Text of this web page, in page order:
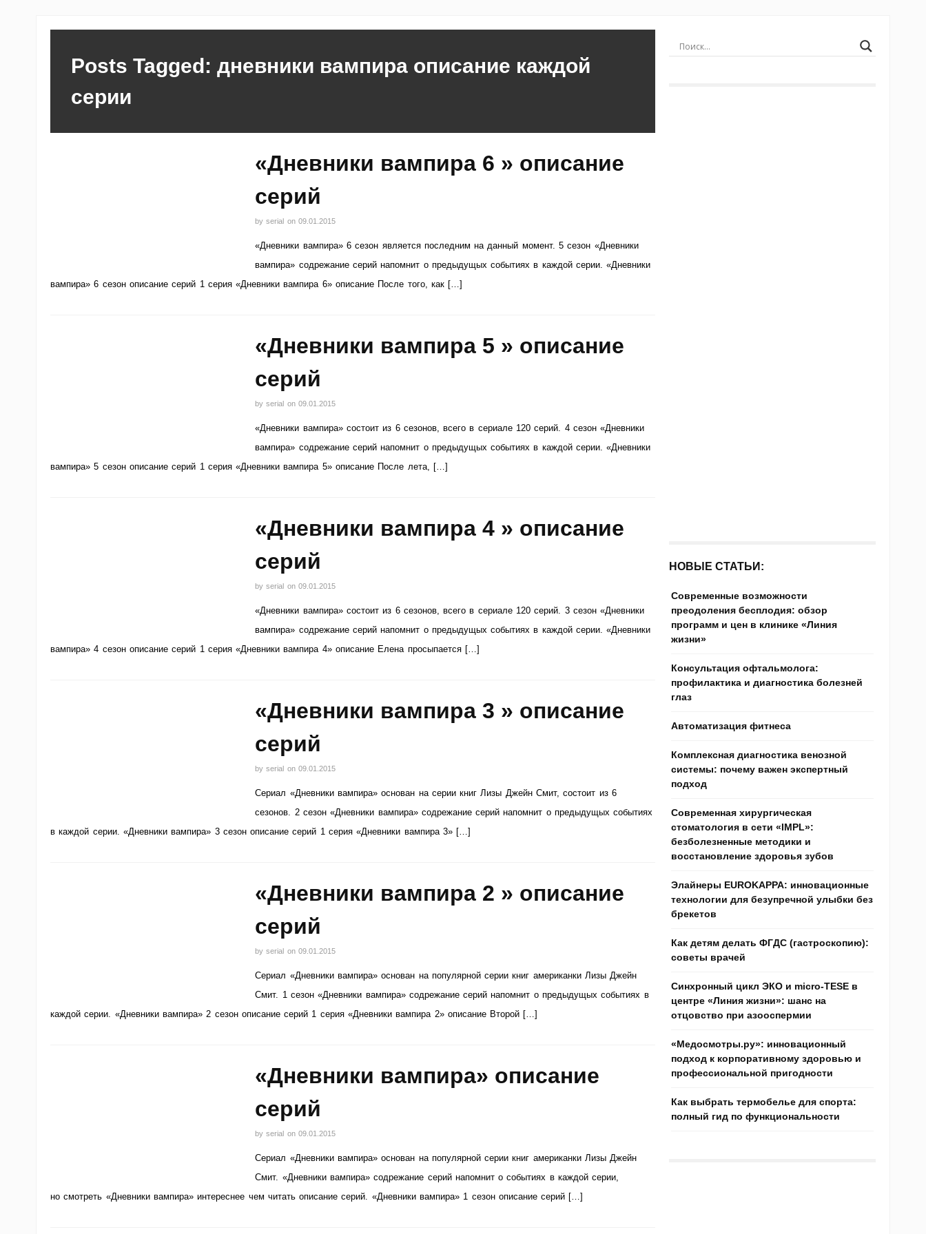
Posts Tagged: дневники вампира описание каждой
серии
«Дневники вампира 6 » описание
серий
byserial on 09.01.2015
«Дневники вампира» 6 сезон является последним на данный момент. 5 сезон «Дневники
вампира» содрежание серий напомнит о предыдущых событиях в каждой серии. «Дневники
вампира» 6 сезон описание серий 1 серия «Дневники вампира 6» описание После того, как […]
«Дневники вампира 5 » описание
серий
byserial on 09.01.2015
«Дневники вампира» состоит из 6 сезонов, всего в сериале 120 серий. 4 сезон «Дневники
вампира» содрежание серий напомнит о предыдущых событиях в каждой серии. «Дневники
вампира» 5 сезон описание серий 1 серия «Дневники вампира 5» описание После лета, […]
«Дневники вампира 4 » описание
серий
byserial on 09.01.2015
«Дневники вампира» состоит из 6 сезонов, всего в сериале 120 серий. 3 сезон «Дневники
вампира» содрежание серий напомнит о предыдущых событиях в каждой серии. «Дневники
вампира» 4 сезон описание серий 1 серия «Дневники вампира 4» описание Елена просыпается […]
«Дневники вампира 3 » описание
серий
byserial on 09.01.2015
Сериал «Дневники вампира» основан на серии книг Лизы Джейн Смит, состоит из 6
сезонов. 2 сезон «Дневники вампира» содрежание серий напомнит о предыдущых событиях
в каждой серии. «Дневники вампира» 3 сезон описание серий 1 серия «Дневники вампира 3» […]
«Дневники вампира 2 » описание
серий
byserial on 09.01.2015
Сериал «Дневники вампира» основан на популярной серии книг американки Лизы Джейн
Смит. 1 сезон «Дневники вампира» содрежание серий напомнит о предыдущых событиях в
каждой серии. «Дневники вампира» 2 сезон описание серий 1 серия «Дневники вампира 2» описание Второй […]
«Дневники вампира» описание
серий
byserial on 09.01.2015
Сериал «Дневники вампира» основан на популярной серии книг американки Лизы Джейн
Смит. «Дневники вампира» содрежание серий напомнит о событиях в каждой серии,
но смотреть «Дневники вампира» интереснее чем читать описание серий. «Дневники вампира» 1 сезон описание серий […]
НОВЫЕ СТАТЬИ:
Современные возможности
преодоления бесплодия: обзор
программ и цен в клинике «Линия
жизни»
Консультация офтальмолога:
профилактика и диагностика болезней
глаз
Автоматизация фитнеса
Комплексная диагностика венозной
системы: почему важен экспертный
подход
Современная хирургическая
стоматология в сети «IMPL»:
безболезненные методики и
восстановление здоровья зубов
Элайнеры EUROKAPPA: инновационные
технологии для безупречной улыбки без
брекетов
Как детям делать ФГДС (гастроскопию):
советы врачей
Синхронный цикл ЭКО и micro-TESE в
центре «Линия жизни»: шанс на
отцовство при азооспермии
«Медосмотры.ру»: инновационный
подход к корпоративному здоровью и
профессиональной пригодности
Как выбрать термобелье для спорта:
полный гид по функциональности